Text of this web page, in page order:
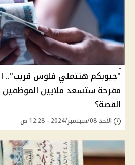
"جيوبكم هتتملي فلوس قريب"..
مفرحة ستسعد ملايين
القصة؟
الأحد 08/سبتمبر/2024 - 12:28 ص